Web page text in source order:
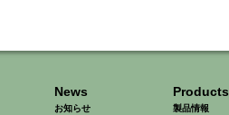
News
お知らせ
Products
製品情報